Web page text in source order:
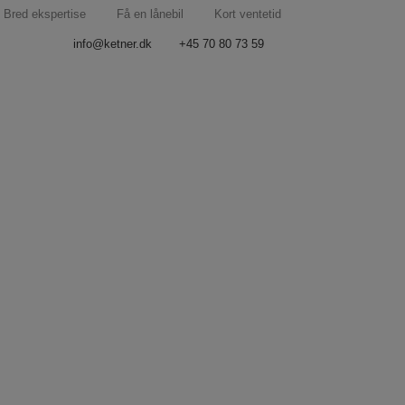
Bred ekspertise Få en lånebil Kort ventetid
info@ketner.dk +45 70 80 73 59